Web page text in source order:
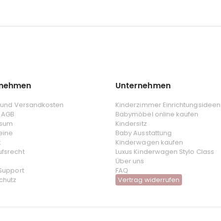
Versandkosten
Unternehmen
Kinderzimmer Einrichtungsideen
Babymöbel online kaufen
Kindersitz
Baby Ausstattung
Kinderwagen kaufen
Luxus Kinderwagen Stylo Class
Über uns
FAQ
Vertrag widerrufen